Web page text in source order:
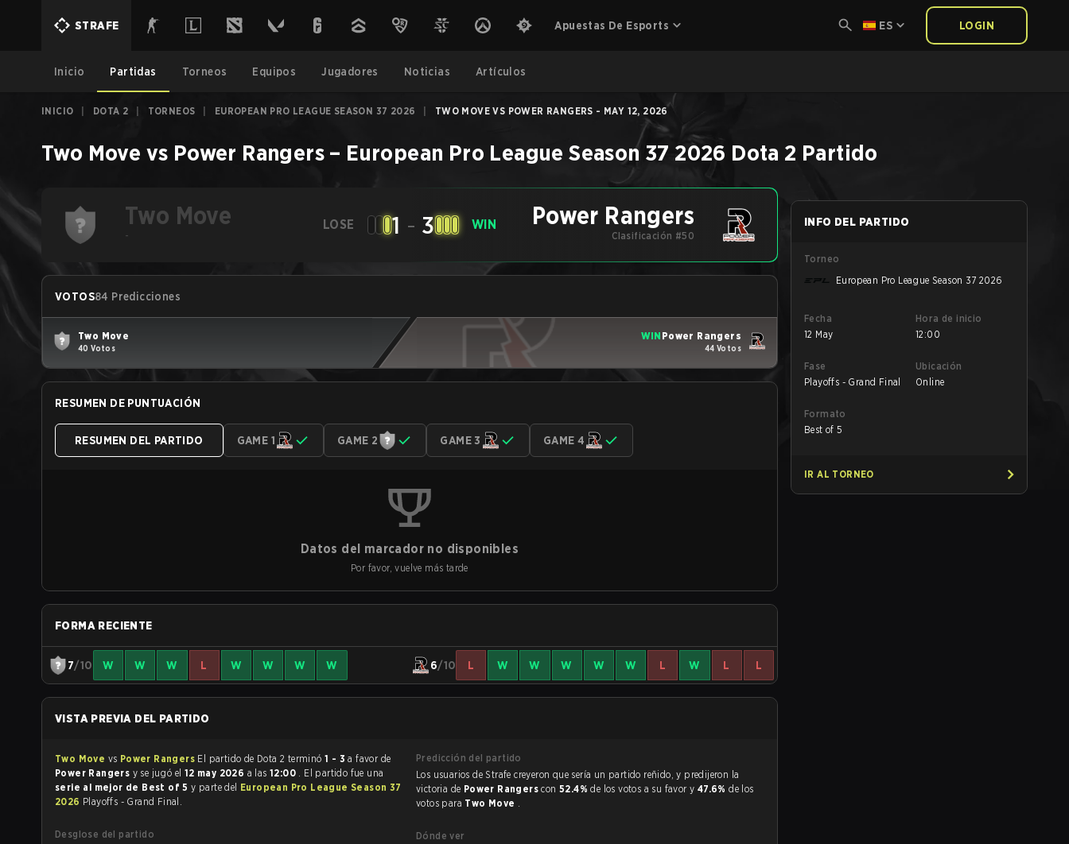
STRAFE Apuestas De Esports ES LOGIN
Inicio Partidas Torneos Equipos Jugadores Noticias Artículos
INICIO DOTA 2 TORNEOS EUROPEAN PRO LEAGUE SEASON 37 2026 TWO MOVE VS POWER RANGERS - MAY 12, 2026
Two Move vs Power Rangers – European Pro League Season 37 2026 Dota 2 Partido
Two Move
-
LOSE 1 - 3 WIN Power Rangers
Clasificación #50
VOTOS84 Predicciones
Two Move
40 Votos
WIN Power Rangers
44 Votos
RESUMEN DE PUNTUACIÓN
RESUMEN DEL PARTIDO GAME 1 GAME 2 GAME 3 GAME 4
Datos del marcador no disponibles
Por favor, vuelve más tarde
FORMA RECIENTE
7/10 W W W L W W W W 6/10 L W W W W W L W L L
VISTA PREVIA DEL PARTIDO
Two Move vs Power Rangers El partido de Dota 2 terminó 1 - 3 a favor de
Power Rangers y se jugó el 12 may 2026 a las 12:00 . El partido fue una
serie al mejor de Best of 5y parte del European Pro League Season 37
2026 Playoffs - Grand Final.
Desglose del partido
Predicción del partido
Los usuarios de Strafe creyeron que sería un partido reñido, y predijeron la
victoria de Power Rangerscon 52.4%de los votos a su favor y 47.6%de los
votos para Two Move .
Dónde ver
INFO DEL PARTIDO
Torneo
European Pro League Season 37 2026
Fecha
12 May
Hora de inicio
12:00
Fase
Playoffs - Grand Final
Ubicación
Online
Formato
Best of 5
IR AL TORNEO